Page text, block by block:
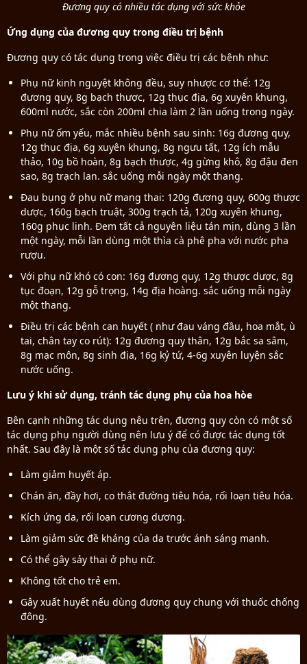
Đương quy có nhiều tác dụng với sức khỏe
Ứng dụng của đương quy trong điều trị bệnh
Đương quy có tác dụng trong việc điều trị các bệnh như:
Phụ nữ kinh nguyệt không đều, suy nhược cơ thể: 12g
đương quy, 8g bạch thược, 12g thục địa, 6g xuyên khung,
600ml nước, sắc còn 200ml chia làm 2 lần uống trong ngày.
Phụ nữ ốm yếu, mắc nhiều bệnh sau sinh: 16g đương quy,
12g thục địa, 6g xuyên khung, 8g ngưu tất, 12g ích mẫu
thảo, 10g bồ hoàn, 8g bạch thược, 4g gừng khô, 8g đậu đen
sao, 8g trạch lan. sắc uống mỗi ngày một thang.
Đau bụng ở phụ nữ mang thai: 120g đương quy, 600g thược
dược, 160g bạch truật, 300g trạch tả, 120g xuyên khung,
160g phục linh. Đem tất cả nguyên liệu tán mịn, dùng 3 lần
một ngày, mỗi lần dùng một thìa cà phê pha với nước pha
rượu.
Với phụ nữ khó có con: 16g đương quy, 12g thược dược, 8g
tục đoạn, 12g gỗ trọng, 14g địa hoàng. sắc uống mỗi ngày
một thang.
Điều trị các bệnh can huyết ( như đau váng đầu, hoa mắt, ù
tai, chân tay co rút): 12g đương quy thân, 12g bắc sa sâm,
8g mạc môn, 8g sinh địa, 16g kỷ tứ, 4-6g xuyên luyện sắc
nước uống.
Lưu ý khi sử dụng, tránh tác dụng phụ của hoa hòe
Bên cạnh những tác dụng nêu trên, đương quy còn có một số
tác dụng phụ người dùng nên lưu ý để có được tác dụng tốt
nhất. Sau đây là một số tác dụng phụ của đương quy:
Làm giảm huyết áp.
Chán ăn, đầy hơi, co thắt đường tiêu hóa, rối loạn tiêu hóa.
Kích ứng da, rối loạn cương dương.
Làm giảm sức đề kháng của da trước ánh sáng mạnh.
Có thể gây sảy thai ở phụ nữ.
Không tốt cho trẻ em.
Gây xuất huyết nếu dùng đương quy chung với thuốc chống
đông.